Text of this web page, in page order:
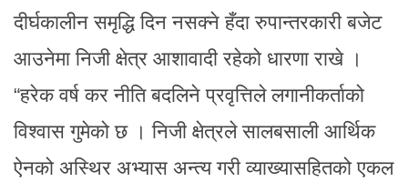
दीर्घकालीन समृद्धि दिन नसक्ने हँदा रुपान्तरकारी बजेट
आउनेमा निजी क्षेत्र आशावादी रहेको धारणा राखे ।
“हरेक वर्ष कर नीति बदलिने प्रवृत्तिले लगानीकर्ताको
विश्वास गुमेको छ । निजी क्षेत्रले सालबसाली आर्थिक
ऐनको अस्थिर अभ्यास अन्त्य गरी व्याख्यासहितको एकल